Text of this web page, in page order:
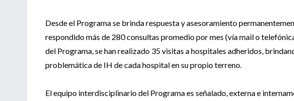
Desde el Programa se brinda respuesta y asesoramiento
respondido más de 280 consultas promedio por mes (vía mail o
del Programa, se han realizado 35 visitas a hospitales adheridos,
problemática de IH de cada hospital en su propio terreno.
El equipo interdisciplinario del Programa es señalado, externa e